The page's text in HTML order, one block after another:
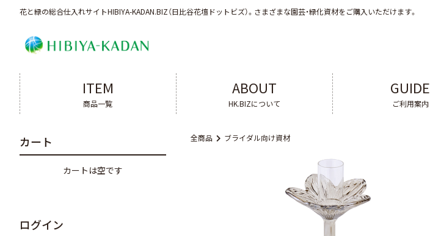
花と緑の総合仕入れサイトHIBIYA-KADAN.BIZ（日比谷花壇ドットビズ）。 さまざまな園芸・緑化資材をご購入いただけます。
ITEM
商品一覧
ABOUT
HK.BIZについて
GUIDE
ご利用案内
全商品 ブライダル向け資材
カート
カートは空です
ログイン